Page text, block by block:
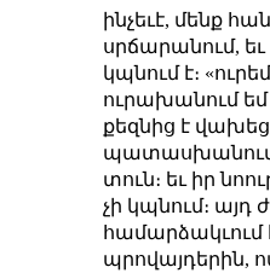
ինչեւէ, մենք
սրճարանում, եւ
կպնում է։
ուրախանում եմ
քեզնից է
պատասխանում
տուն։ եւ իր
չի կպնում։
համարձակւում
պրովայդերին,